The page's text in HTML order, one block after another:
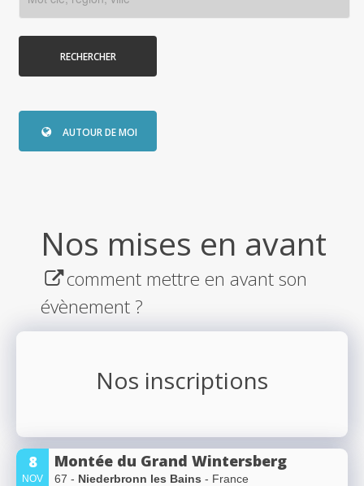
RECHERCHER
AUTOUR DE MOI
Nos mises en avant
comment mettre en avant son
évènement ?
Nos inscriptions
8
NOV
Montée du Grand Wintersberg
67 - Niederbronn les Bains - France